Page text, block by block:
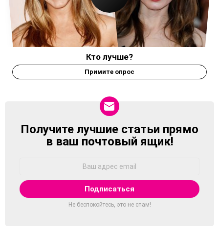
Кто лучше?
Примите опрос
NEWSLETTER
Получите лучшие статьи прямо
в ваш почтовый ящик!
Не беспокойтесь, это не спам!